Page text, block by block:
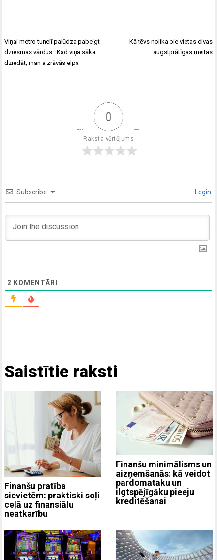
Viņai metro tunelī palūdza pabeigt
dziesmas vārdus.. Kad viņa sāka
dziedāt, man aizrāvās elpa
Kā tēvs nolika pie vietas divas
augstprātīgas meitas
0
Raksta vērtējums
Subscribe Login
2 KOMENTĀRI
Saistītie raksti
Finanšu pratība
sievietēm: praktiski soļi
ceļā uz finansiālu
neatkarību
Finanšu minimālisms un
aizņemšanās: kā veidot
pārdomātāku un
ilgtspējīgāku pieeju
kreditēšanai